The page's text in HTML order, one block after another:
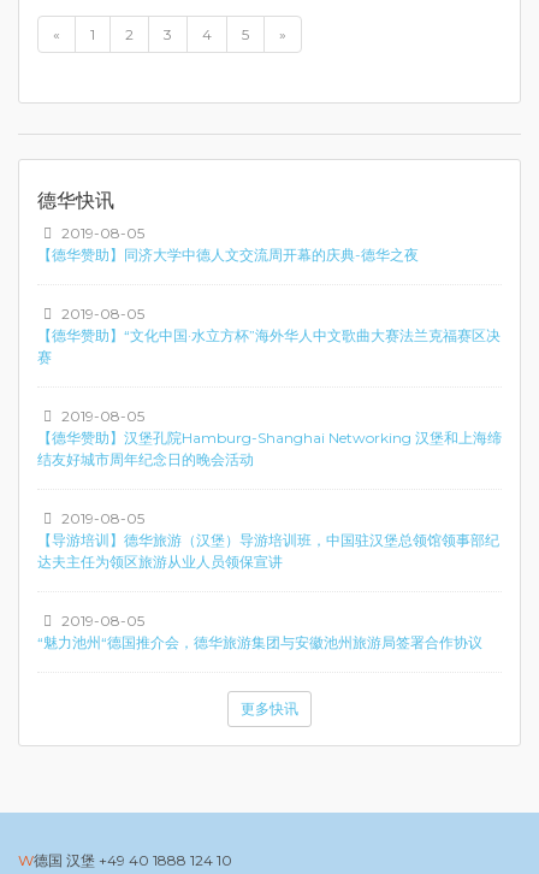
« 1 2 3 4 5 »
德华快讯
2019-08-05
【德华赞助】同济大学中德人文交流周开幕的庆典-德华之夜
2019-08-05
【德华赞助】“文化中国·水立方杯”海外华人中文歌曲大赛法兰克福赛区决
赛
2019-08-05
【德华赞助】汉堡孔院Hamburg-Shanghai Networking 汉堡和上海缔
结友好城市周年纪念日的晚会活动
2019-08-05
【导游培训】德华旅游（汉堡）导游培训班，中国驻汉堡总领馆领事部纪
达夫主任为领区旅游从业人员领保宣讲
2019-08-05
“魅力池州“德国推介会，德华旅游集团与安徽池州旅游局签署合作协议
更多快讯
德国 汉堡 +49 40 1888 124 10